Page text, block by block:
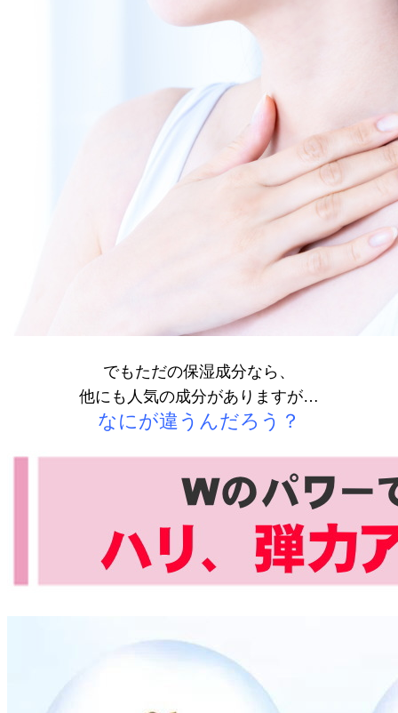
でもただの保湿成分なら、
他にも人気の成分がありますが…
なにが違うんだろう？